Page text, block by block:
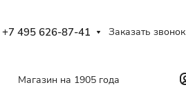
+7 495 626-87-41 Заказать звонок
Магазин на 1905 года